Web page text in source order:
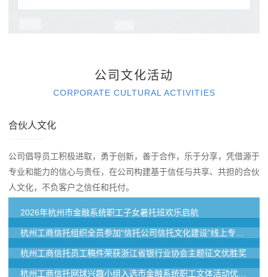
公司文化活动
CORPORATE CULTURAL ACTIVITIES
合伙人文化
公司倡导员工积极进取，勇于创新，善于合作，乐于分享，凭借源于
专业和能力的信心与责任，在公司构建基于信任与共享、共担的合伙
人文化，不负客户之信任和托付。
2026年杭州市金融系统职工子女暑托班欢乐启航
杭州工商信托员工稿件荣获浙江省银行业协会主题征文优胜奖